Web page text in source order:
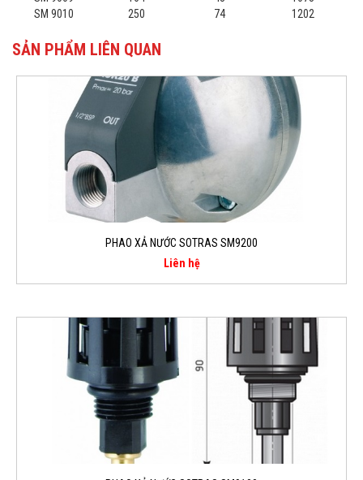
SM 9010
250 74 1202
SẢN PHẨM LIÊN QUAN
PHAO XẢ NƯỚC SOTRAS SM9200
Liên hệ